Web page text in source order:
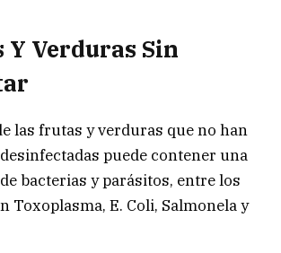
Y Verduras Sin
las frutas y verduras que no han
puede contener una
bacterias y parásitos, entre los
Toxoplasma, E. Coli, Salmonela y